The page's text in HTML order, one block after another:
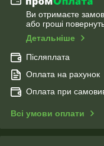
Ви отримаєте
або гроші
Детальніше
Післяплата
Оплата на рахунок
Оплата при
Всі умови оплати